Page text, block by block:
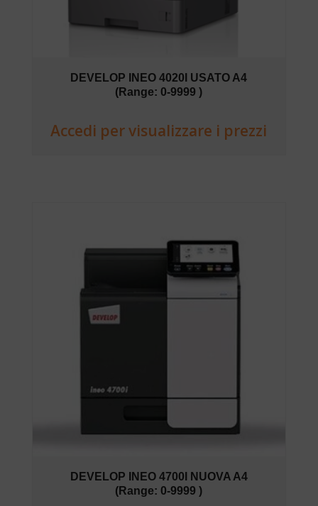
DEVELOP INEO 4020I USATO A4
(Range: 0-9999 )
Accedi per visualizzare i prezzi
DEVELOP INEO 4700I NUOVA A4
(Range: 0-9999 )